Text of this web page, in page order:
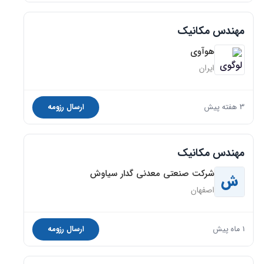
مهندس مکانیک
هوآوی
ایران
3 هفته پیش ارسال رزومه
مهندس مکانیک
ش شرکت صنعتی معدنی گدار سیاوش
اصفهان
1 ماه پیش ارسال رزومه